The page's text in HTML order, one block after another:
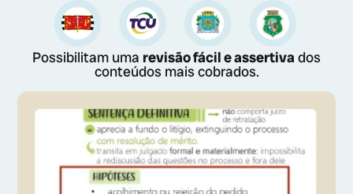
Possibilitam uma revisão fácil e assertivados
conteúdos mais cobrados.